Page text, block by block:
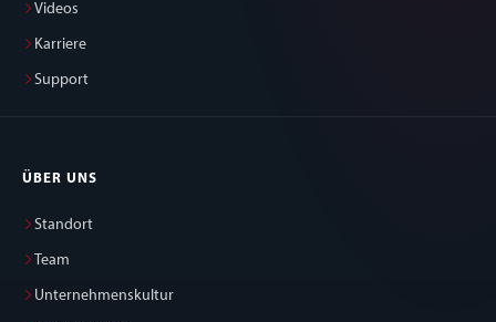
Videos
Karriere
Support
ÜBER UNS
Standort
Team
Unternehmenskultur